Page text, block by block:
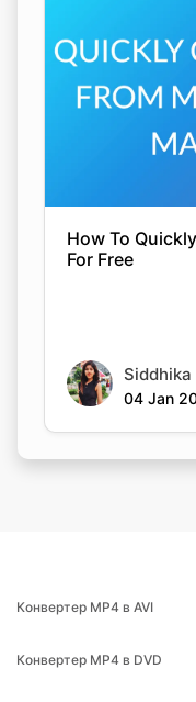
How To
For Free
04 Jan
Конвертер MP4 в AVI
Конвертер MP4 в DVD